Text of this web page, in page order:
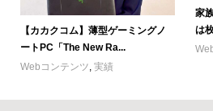
【カカクコム】薄型ゲーミングノ
ートPC「The New Ra...
Webコンテンツ, 実績
家
は